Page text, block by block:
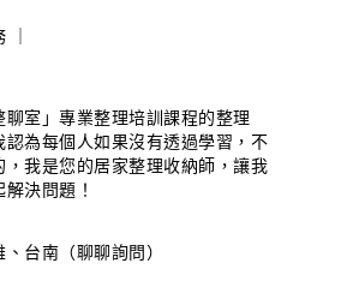
｜
室」專業整理培訓課程的整理
為每個人如果沒有透過學習，不
我是您的居家整理收納師，讓我
決問題！
台南（聊聊詢問）